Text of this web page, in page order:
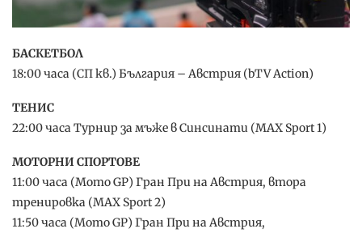
БАСКЕТБОЛ
18:00 часа (СП кв.) България – Австрия (bTV Action)
ТЕНИС
22:00 часа Турнир за мъже в Синсинати (MAX Sport 1)
МОТОРНИ СПОРТОВЕ
11:00 часа (Мото GP) Гран При на Австрия, втора
тренировка (MAX Sport 2)
11:50 часа (Мото GP) Гран При на Австрия,